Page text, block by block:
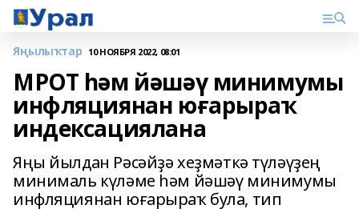
Яңылыҡтар 10 НОЯБРЯ 2022, 08:01
МРОТ һәм йәшәү минимумы
инфляциянан юғарыраҡ
индексациялана
Яңы йылдан Рәсәйҙә хеҙмәткә түләүҙең
минималь күләме һәм йәшәү минимумы
инфляциянан юғарыраҡ була, тип